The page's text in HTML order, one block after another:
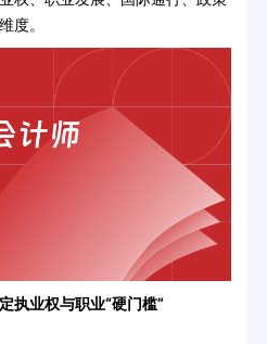
度。
业权与职业“硬门槛”